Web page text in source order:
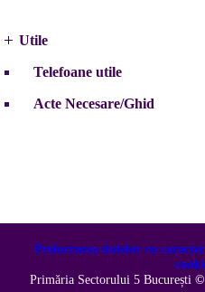
Utile
Telefoane utile
Acte Necesare/Ghid
Prelucrarea datelor cu
Primăria Sectorului 5 București ©️